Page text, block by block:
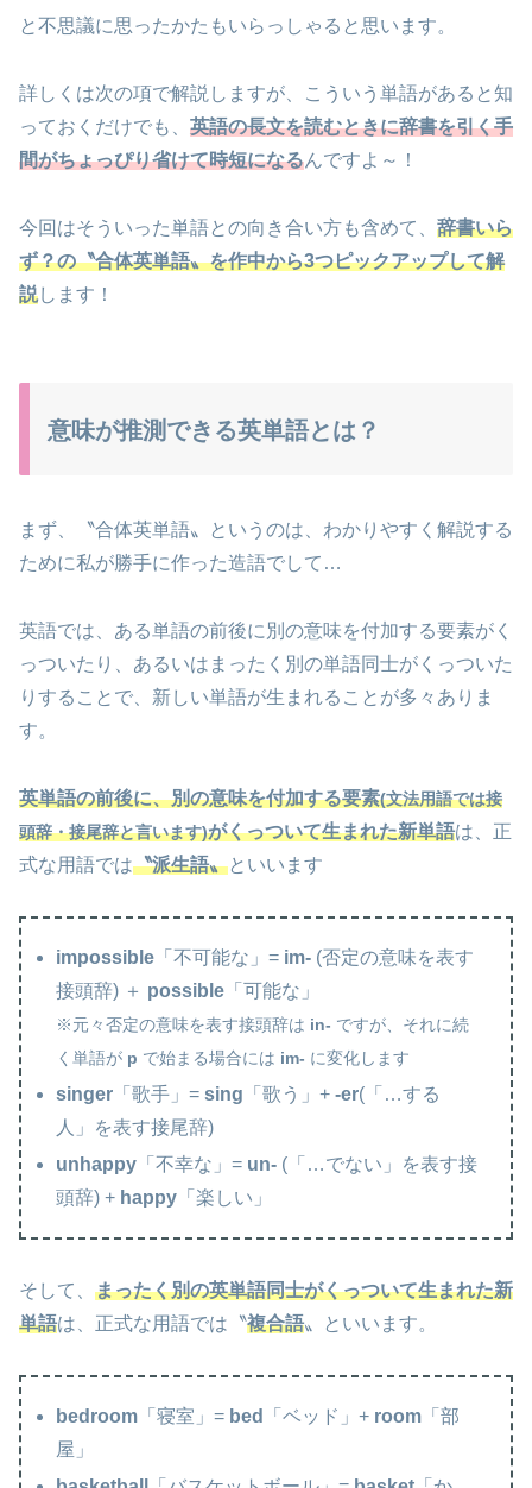
と不思議に思ったかたもいらっしゃると思います。
詳しくは次の項で解説しますが、こういう単語があると知
っておくだけでも、 英語の長文を読むときに辞書を引く手
間がちょっぴり省けて時短になるんですよ～！
今回はそういった単語との向き合い方も含めて、 辞書いら
ず？の〝合体英単語〟を作中から3つピックアップして解
説します！
意味が推測できる英単語とは？
まず、〝合体英単語〟というのは、わかりやすく解説する
ために私が勝手に作った造語でして…
英語では、ある単語の前後に別の意味を付加する要素がく
っついたり、あるいはまったく別の単語同士がくっついた
りすることで、新しい単語が生まれることが多々ありま
す。
英単語の前後に、別の意味を付加する要素(文法用語では接
頭辞・接尾辞と言います)がくっついて生まれた新単語は、正
式な用語では〝派生語〟といいます
impossible 「不可能な」= im- (否定の意味を表す
接頭辞) ＋ possible 「可能な」
※元々否定の意味を表す接頭辞は in- ですが、それに続
く単語が p で始まる場合には im- に変化します
singer 「歌手」=sing 「歌う」+-er(「…する
人」を表す接尾辞)
unhappy 「不幸な」= un- (「…でない」を表す接
頭辞) + happy 「楽しい」
そして、 まったく別の英単語同士がくっついて生まれた新
単語は、正式な用語では〝複合語〟といいます。
bedroom 「寝室」= bed 「ベッド」+ room 「部
屋」